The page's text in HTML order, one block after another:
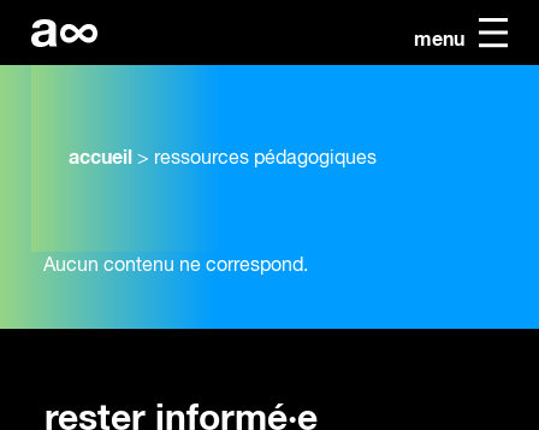
menu
accueil > ressources pédagogiques
Aucun contenu ne correspond.
rester informé·e